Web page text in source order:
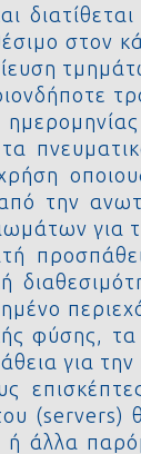
στον
την
φύσης,
για
(servers)
ή άλλα